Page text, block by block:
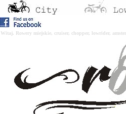
Witaj. Rowery miejskie, cruiser, chopper, lowrider,